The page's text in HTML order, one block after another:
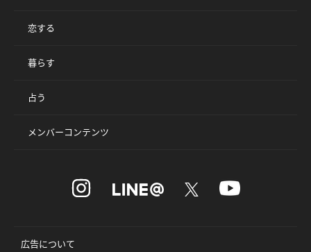
恋する
暮らす
占う
メンバーコンテンツ
広告について